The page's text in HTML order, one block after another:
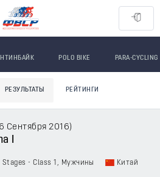
POLO BIKE PARA-CYCLING
РЕЗУЛЬТАТЫ РЕЙТИНГИ
Сентября 2016)
I
Stages - Class 1 , Мужчины Китай